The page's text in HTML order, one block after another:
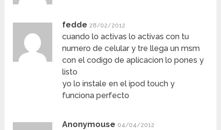
fedde 28/02/2012
cuando lo activas lo activas con tu
numero de celular y tre llega un msm
con el codigo de aplicacion lo pones y
listo
yo lo instale en el ipod touch y
funciona perfecto
Anonymouse 04/04/2012